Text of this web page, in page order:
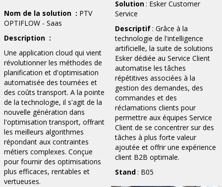
Nom de la solution : PTV
OPTIFLOW - Saas
Description :
Une application cloud qui vient
révolutionner les méthodes de
planification et d'optimisation
automatisée des tournées et
des coûts transport. A la pointe
de la technologie, il s'agit de la
nouvelle génération dans
l'optimisation transport, offrant
les meilleurs algorithmes
répondant aux contraintes
métiers complexes. Conçue
pour fournir des optimisations
plus efficaces, rentables et
vertueuses.
Solution: Esker Customer
Service
Descriptif: Grâce à la
technologie de l'intelligence
artificielle, la suite de solutions
Esker dédiée au Service Client
automatise les tâches
répétitives associées à la
gestion des demandes, des
commandes et des
réclamations clients pour
permettre aux équipes Service
Client de se concentrer sur des
tâches à plus forte valeur
ajoutée et offrir une expérience
client B2B optimale.
Stand: B05